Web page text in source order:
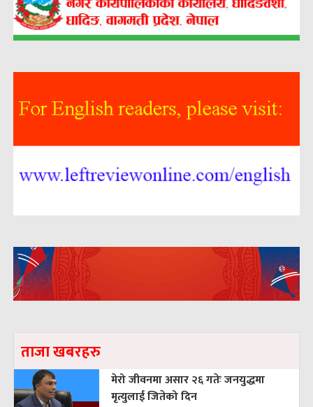
ताजा खबरहरु
मेरो जीवनमा असार २६ गतेः जनयुद्धमा
मृत्युलाई जितेको दिन